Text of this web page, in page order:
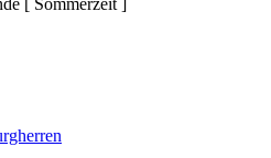
[ Sommerzeit ]